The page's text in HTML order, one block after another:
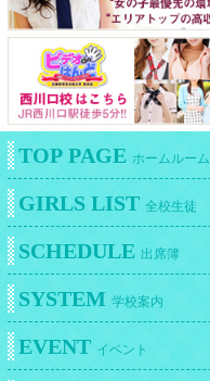
TOP PAGE ホームルーム
GIRLS LIST 全校生徒
SCHEDULE 出席簿
SYSTEM 学校案内
EVENT イベント